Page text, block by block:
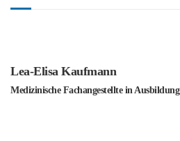
Lea-Elisa Kaufmann
Medizinische Fachangestellte in Ausbildung